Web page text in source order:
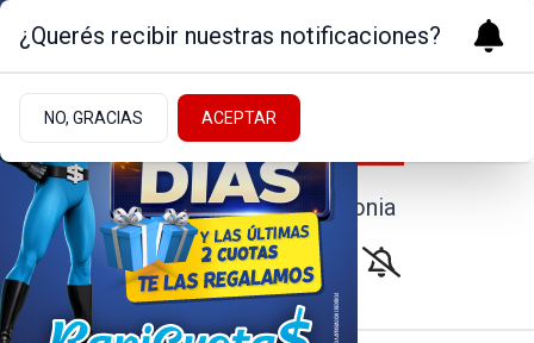
Noticias de la Patagonia
¿Querés recibir nuestras notificaciones?
NO, GRACIAS ACEPTAR